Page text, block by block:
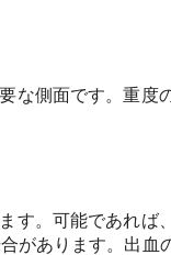
な側面です。重度
す。可能であれば
があります。出血